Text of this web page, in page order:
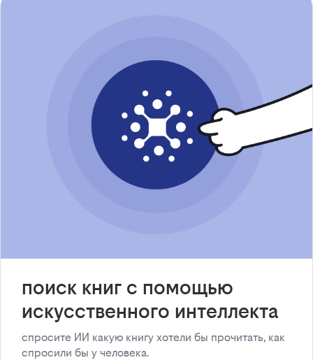
поиск книг с помощью
искусственного интеллекта
спросите ИИ какую книгу хотели бы прочитать, как
спросили бы у человека.